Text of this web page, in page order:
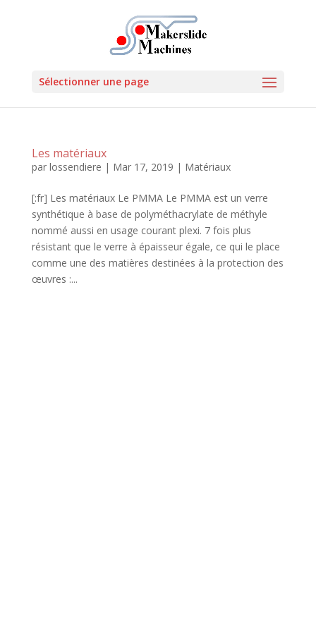
Sélectionner une page
Les matériaux
par lossendiere | Mar 17, 2019 | Matériaux
[:fr] Les matériaux Le PMMA Le PMMA est un verre
synthétique à base de polyméthacrylate de méthyle
nommé aussi en usage courant plexi. 7 fois plus
résistant que le verre à épaisseur égale, ce qui le place
comme une des matières destinées à la protection des
œuvres :...